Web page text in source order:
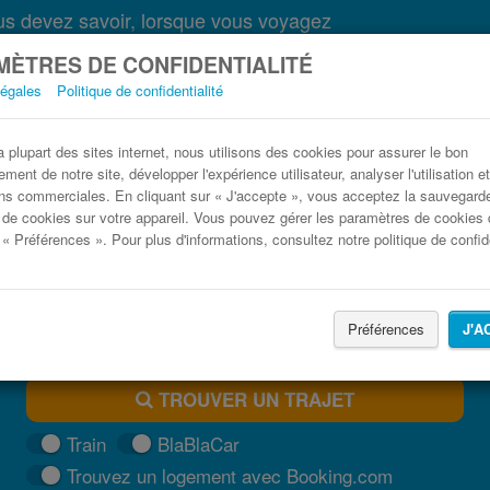
DE CONFIDENTIALITÉ
Politique de confidentialité
plupart des sites internet, nous utilisons des cookies pour assurer le bon
de notre site, développer l'expérience utilisateur, analyser l'utilisation
commerciales. En cliquant sur « J'accepte », vous acceptez la
cookies sur votre appareil. Vous pouvez gérer les paramètres de cookies
Préférences ». Pour plus d'informations, consultez notre politique de
Préférences
devez savoir, lorsque vous voyagez
Bus Marseillan Paris pas cher
Trouvez votre billet de bus moins cher
TROUVER UN TRAJET
Train
BlaBlaCar
Trouvez un logement avec Booking.com